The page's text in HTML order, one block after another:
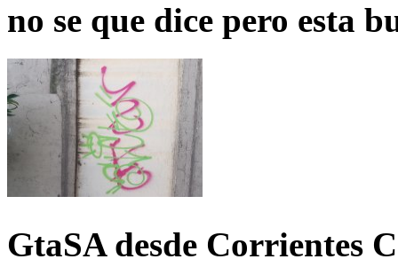
no se que dice pero esta
GtaSA desde Corrientes